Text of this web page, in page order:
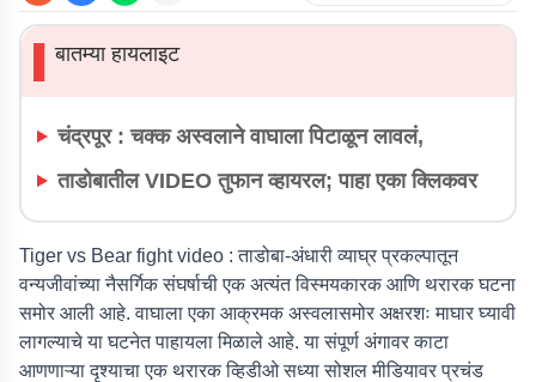
▌बातम्या हायलाइट
चंद्रपूर : चक्क अस्वलाने वाघाला पिटाळून लावलं,
ताडोबातील VIDEO तुफान व्हायरल; पाहा एका क्लिकवर
Tiger vs Bear fight video :ताडोबा-अंधारी व्याघ्र प्रकल्पातून
वन्यजीवांच्या नैसर्गिक संघर्षाची एक अत्यंत विस्मयकारक आणि थरारक घटना
समोर आली आहे. वाघाला एका आक्रमक अस्वलासमोर अक्षरशः माघार घ्यावी
लागल्याचे या घटनेत पाहायला मिळाले आहे. या संपूर्ण अंगावर काटा
आणणाऱ्या दृश्याचा एक थरारक व्हिडीओ सध्या सोशल मीडियावर प्रचंड